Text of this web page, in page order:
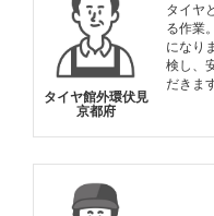
タイヤ館外環伏見
京都府
タイヤ
る作業
になり
検し、
だきま